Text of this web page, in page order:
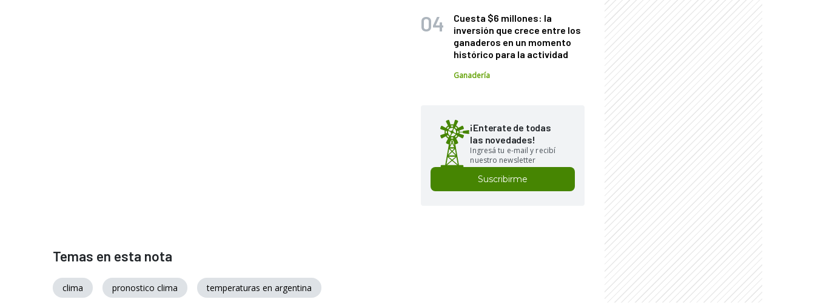
Cuesta $6 millones: la
inversión que crece entre los
ganaderos en un momento
histórico para la actividad
Ganadería
¡Enterate de todas
las novedades!
Ingresá tu e-mail y recibí
nuestro newsletter
Suscribirme
Temas en esta nota
clima pronostico clima temperaturas en argentina